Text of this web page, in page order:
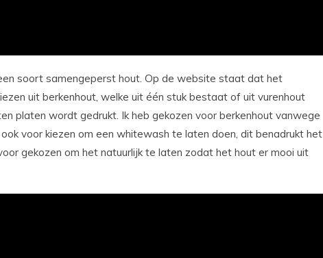
soort samengeperst hout. Op de website staat dat het
uit berkenhout, welke uit één stuk bestaat of uit vurenhout
platen wordt gedrukt. Ik heb gekozen voor berkenhout vanwege
voor kiezen om een whitewash te laten doen, dit benadrukt het
gekozen om het natuurlijk te laten zodat het hout er mooi uit